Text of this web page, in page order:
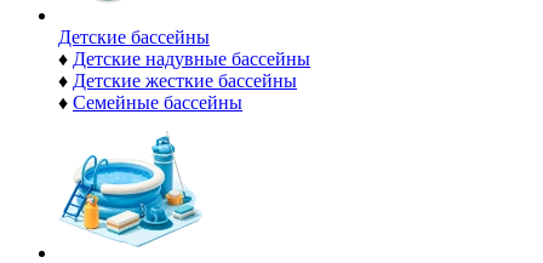
Детские бассейны
♦ Детские надувные бассейны
♦ Детские жесткие бассейны
♦ Семейные бассейны